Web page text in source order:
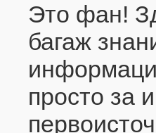
Это фан!
багаж
просто за